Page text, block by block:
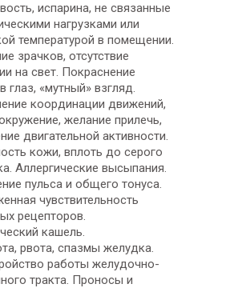
испарина, не связанные
нагрузками или
температурой в помещении.
зрачков, отсутствие
на свет. Покраснение
глаз, «мутный» взгляд.
координации движений,
желание прилечь,
двигательной активности.
кожи, вплоть до серого
Аллергические высыпания.
пульса и общего тонуса.
чувствительность
рецепторов.
кашель.
рвота, спазмы желудка.
работы желудочно-
тракта. Проносы и